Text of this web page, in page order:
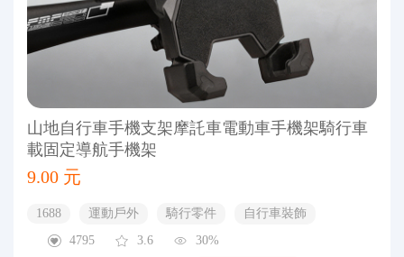
山地自行車手機支架摩託車電動車手機架騎行車
載固定導航手機架
9.00 元
1688 運動戶外 騎行零件
自行車裝飾
4795
3.6 30%